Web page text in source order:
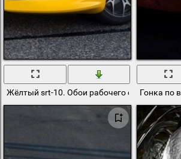
Жёлтый srt-10. Обои рабочего столаГонка по